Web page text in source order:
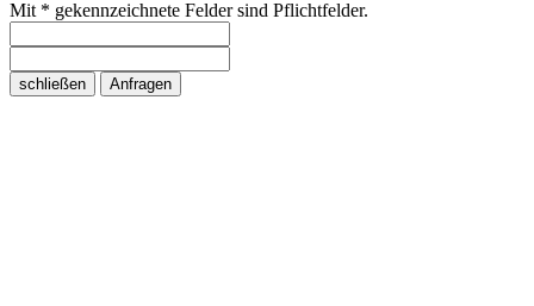
Mit * gekennzeichnete Felder sind Pflichtfelder.
schließen Anfragen